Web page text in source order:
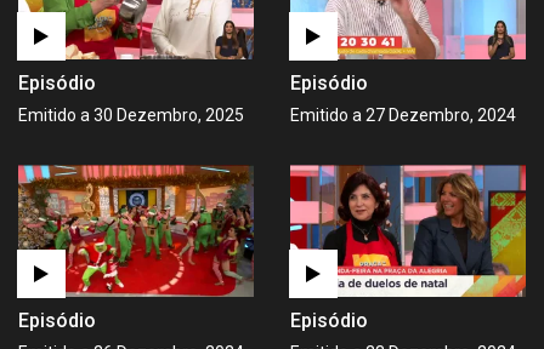
Episódio
Emitido a 30 Dezembro, 2025
Episódio
Emitido a 27 Dezembro, 2024
Episódio Episódio